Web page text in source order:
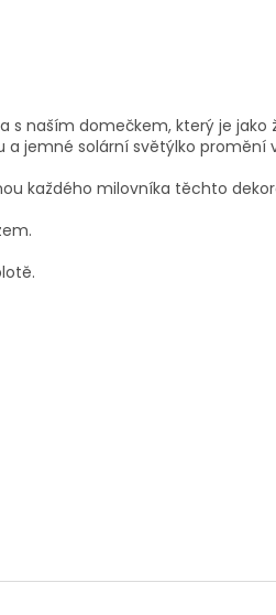
s naším domečkem, který je
jemné solární světýlko
každého milovníka těchto